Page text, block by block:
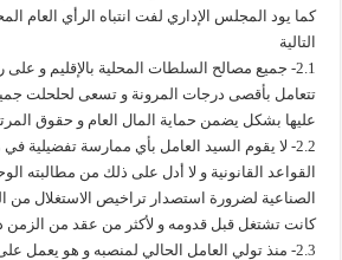
كما يود المجلس الإداري لفت انتباه الرأي العام
التالية
2.1- جميع مصالح السلطات المحلية بالإقليم و على
تتعامل بأقصى درجات المرونة و تسعى لحلحلت
عليها بشكل يضمن حماية المال العام و حقوق
2.2- لا يقوم السيد العامل بأي ممارسة تفضيلية
القواعد القانونية و لا أدل على ذلك من مطالبته
الصناعية لضرورة استصدار تراخيص الاستغلال من
كانت تشتغل قبل قدومه و لأكثر من عقد من الزمن
2.3- منذ تولي العامل الحالي لمنصبه و هو يعمل